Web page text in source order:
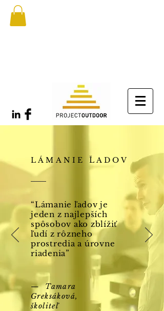
LÁMANIE ĽADOV
“Lámanie ľadov je
jeden z najlepších
spôsobov ako zblížiť
ľudí z rôzneho
prostredia a úrovne
riadenia”
— Tamara
Greksáková,
školiteľ